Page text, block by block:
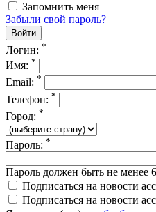
Запомнить меня
Забыли свой пароль?
Логин: *
Имя: *
Email: *
Телефон: *
Город: *
Пароль: *
Пароль должен быть не менее
Подписаться на новости
Подписаться на новости